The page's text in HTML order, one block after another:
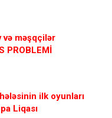
və məşqçilər
PROBLEMİ
ilk oyunları
Liqası